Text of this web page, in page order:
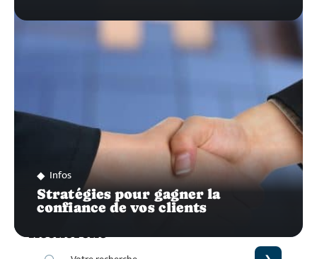
Infos
Stratégies pour gagner la
confiance de vos clients
Recherche